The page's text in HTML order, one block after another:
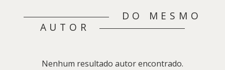
DO MESMO
AUTOR
Nenhum resultado autor encontrado.